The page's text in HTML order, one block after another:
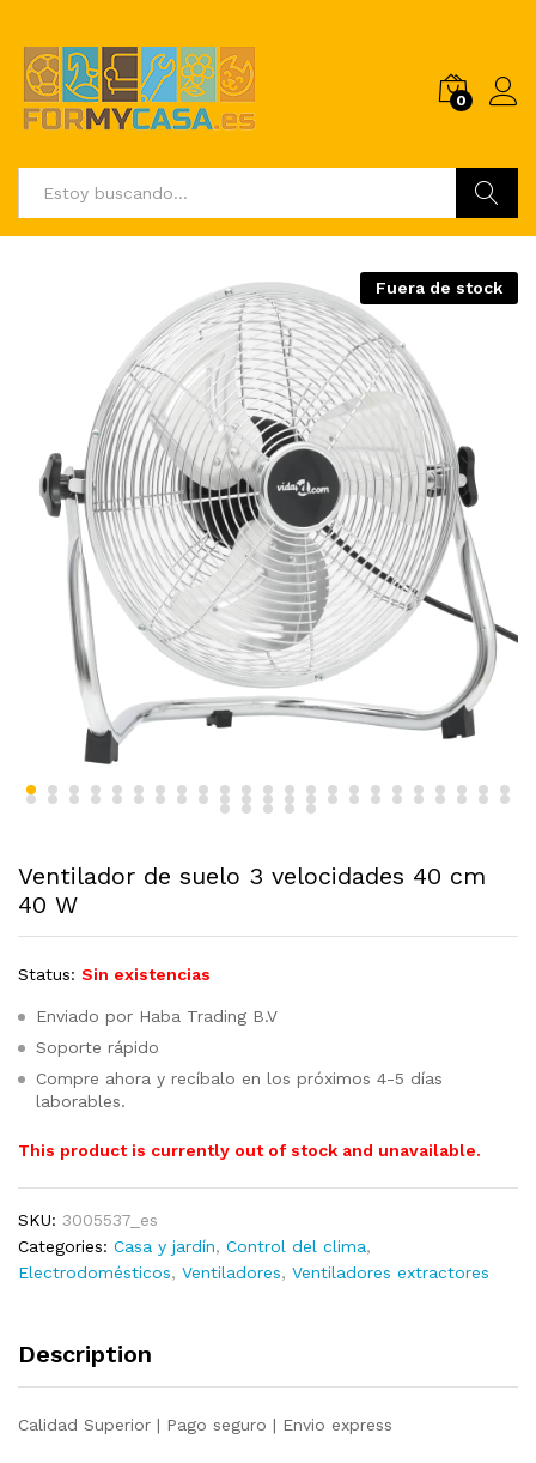
0
Fuera de stock
Ventilador de suelo 3 velocidades 40 cm
40 W
Status: Sin existencias
Enviado por Haba Trading B.V
Soporte rápido
Compre ahora y recíbalo en los próximos 4-5 días
laborables.
This product is currently out of stock and unavailable.
SKU: 3005537_es
Categories: Casa y jardín, Control del clima,
Electrodomésticos, Ventiladores, Ventiladores extractores
Description
Calidad Superior | Pago seguro | Envio express